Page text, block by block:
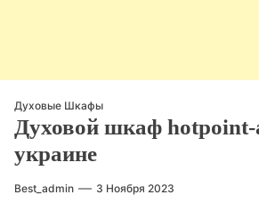
Духовые Шкафы
Духовой шкаф
украине
Best_admin 3 Ноября 2023